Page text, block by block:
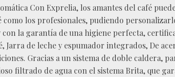
Con Exprelia, los amantes del café
los profesionales, pudiendo
con la garantía de una higiene perfecta,
Jarra de leche y espumador integrados, De
Gracias a un sistema de doble caldera,
filtrado de agua con el sistema Brita, que